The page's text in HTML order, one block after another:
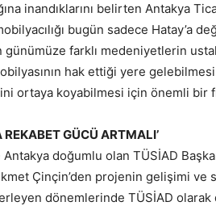
inandıklarını belirten Antakya
bugün sadece Hatay’a
günümüze farklı medeniyetlerin
hak ettiği yere
ortaya koyabilmesi için önemli bir
REKABET GÜCÜ ARTMALI’
doğumlu olan TÜSİAD
Çinçin’den projenin gelişimi
dönemlerinde TÜSİAD olarak